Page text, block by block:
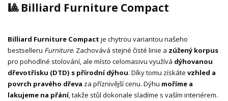
🎱 Billiard Furniture Compact
Billiard Furniture Compact je chytrou variantou našeho
bestselleru Furniture. Zachovává stejné čisté linie a zúžený korpus
pro pohodlné stolování, ale místo celomasivu využívá dýhovanou
dřevotřísku (DTD) s přírodní dýhou. Díky tomu získáte vzhled a
povrch pravého dřeva za příznivější cenu. Dýhu moříme a
lakujeme na přání, takže stůl dokonale sladíme s vaším interiérem.